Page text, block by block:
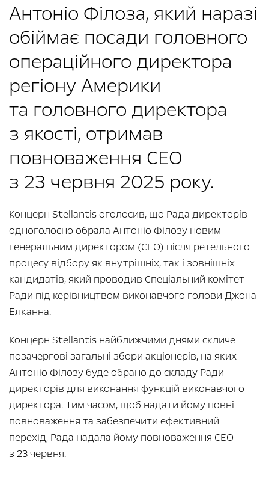
Антоніо Філоза, який наразі
обіймає посади головного
операційного директора
регіону Америки
та головного директора
з якості, отримав
повноваження CEO
з 23 червня 2025 року.
Концерн Stellantis оголосив, що Рада директорів
одноголосно обрала Антоніо Філозу новим
генеральним директором (CEO) після ретельного
процесу відбору як внутрішніх, так і зовнішніх
кандидатів, який проводив Спеціальний комітет
Ради під керівництвом виконавчого голови Джона
Елканна.
Концерн Stellantis найближчими днями скличе
позачергові загальні збори акціонерів, на яких
Антоніо Філозу буде обрано до складу Ради
директорів для виконання функцій виконавчого
директора. Тим часом, щоб надати йому повні
повноваження та забезпечити ефективний
перехід, Рада надала йому повноваження CEO
з 23 червня.